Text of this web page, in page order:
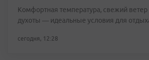
Комфортная температура, свежий
духоты — идеальные условия для
сегодня, 12:28